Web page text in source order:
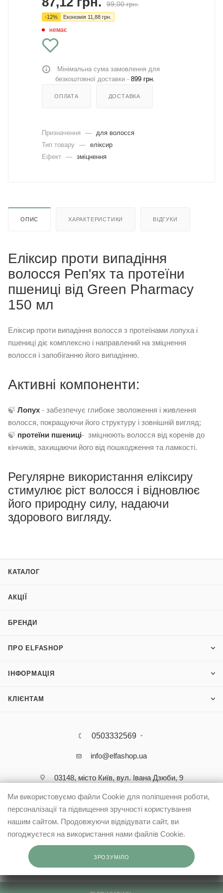
99,00грн.
-12% Економія 11,88 грн.
немає
Мінімальна сума замовлення для
безкоштовної доставки - 899 грн.
ОПЛАТА ДОСТАВКА
Призначення —
для волосся
Тип товару — еліксир
Ефект — зміцнення
ОПИС ХАРАКТЕРИСТИКИ ВІДГУКИ
Еліксир проти випадіння
волосся Реп'ях та протеїни
пшениці від Green Pharmacy
150 мл
Еліксир проти випадіння волосся з протеїнами лопуха і
пшениці діє комплексно і направлений на зміцнення
волосся і запобіганню його випадінню.
Активні компоненти:
🍃 Лопух - забезпечує глибоке зволоження і живлення
волосся, покращуючи його структуру і зовнішній вигляд;
🍃 протеїни пшениці- зміцнюють волосся від коренів до
кінчиків, захищаючи його від пошкодження та ламкості.
Регулярне використання еліксиру
стимулює ріст волосся і відновлює
його природну силу, надаючи
здорового вигляду.
КАТАЛОГ
АКЦІЇ
БРЕНДИ
ПРО ELFASHOP
ІНФОРМАЦІЯ
КЛІЄНТАМ
0503332569
info@elfashop.ua
03148, місто Київ, вул. Івана Дзюби, 9
Ми використовуємо файли Cookie для поліпшення роботи,
персоналізації та підвищення зручності користування
нашим сайтом. Продовжуючи відвідувати сайт, ви
погоджуєтеся на використання нами файлів Cookie.
ЗРОЗУМІЛО